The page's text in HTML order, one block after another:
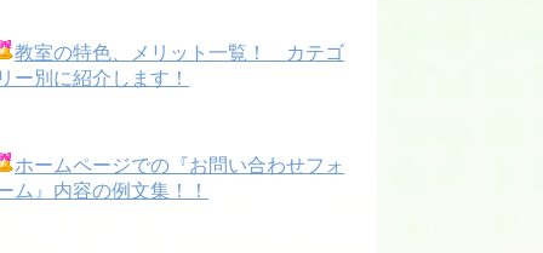
教室の特色、メリット一覧！ カテゴ
ー別に紹介します！
ホームページでの『お問い合わせフォ
ム』内容の例文集！！